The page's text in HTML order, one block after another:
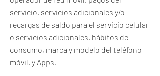
servicio, servicios adicionales y/o
recargas de saldo para el servicio celular
o servicios adicionales, hábitos de
consumo, marca y modelo del teléfono
móvil, y Apps.